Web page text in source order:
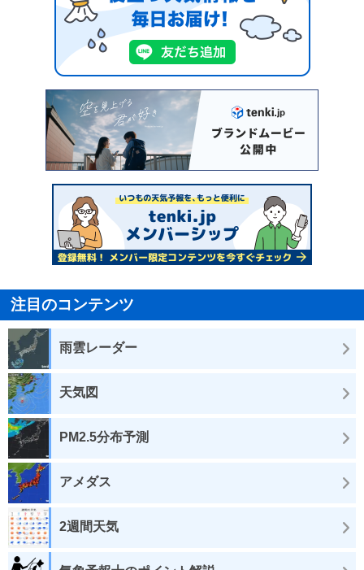
注目のコンテンツ
雨雲レーダー
天気図
PM2.5分布予測
アメダス
2週間天気